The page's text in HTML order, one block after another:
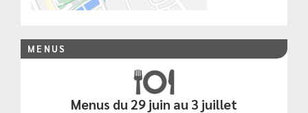
MENUS
Menus du 29 juin au 3 juillet